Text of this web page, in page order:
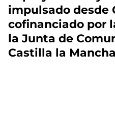
impulsado desde
cofinanciado por
la Junta de
Castilla la